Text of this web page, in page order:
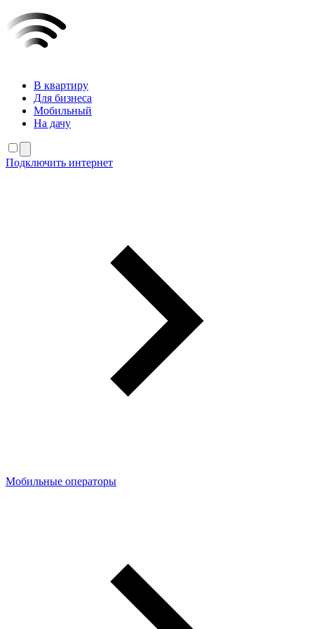
В квартиру
Для бизнеса
Мобильный
На дачу
Подключить интернет
Мобильные операторы